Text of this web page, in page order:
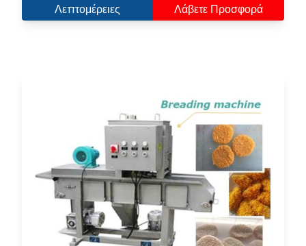
Λεπτομέρειες Λάβετε Προσφορά